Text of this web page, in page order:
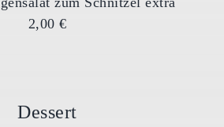
2,00 €
Dessert